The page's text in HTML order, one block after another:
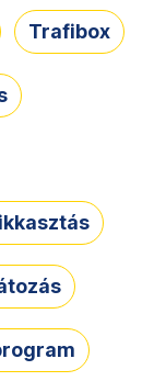
Trafibox